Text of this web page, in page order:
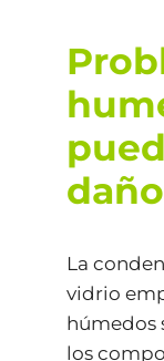
La
vidrio
húmedos
los